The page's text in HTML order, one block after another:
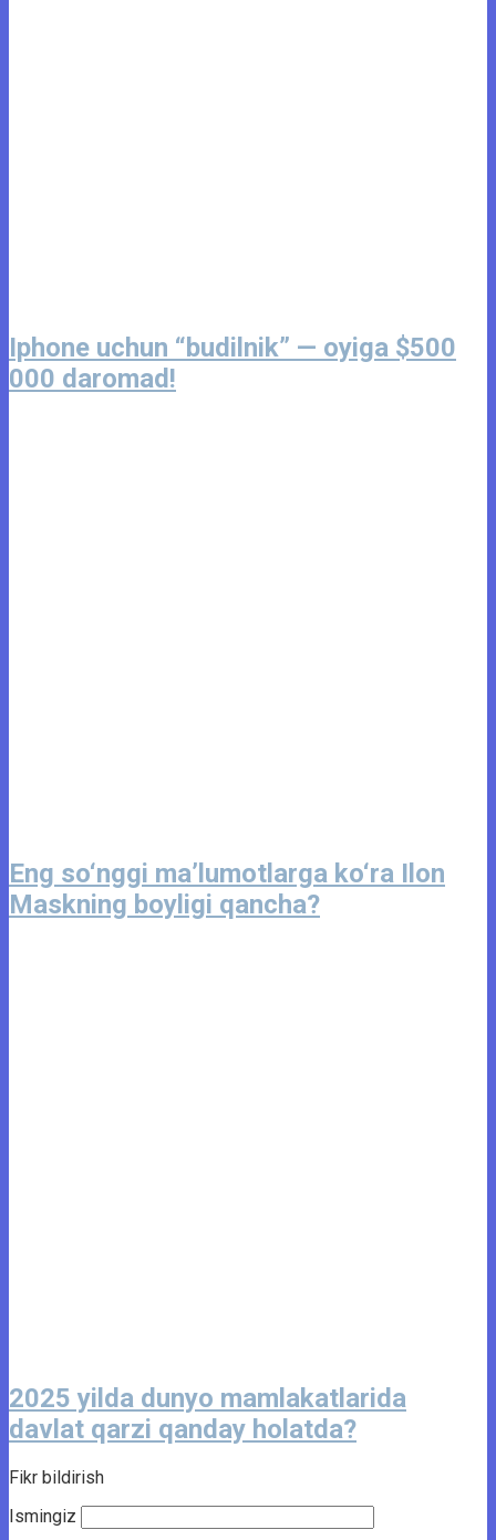
Iphone uchun “budilnik” — oyiga $500
000 daromad!
Eng so‘nggi maʼlumotlarga ko‘ra Ilon
Maskning boyligi qancha?
2025 yilda dunyo mamlakatlarida
davlat qarzi qanday holatda?
Fikr bildirish
Ismingiz